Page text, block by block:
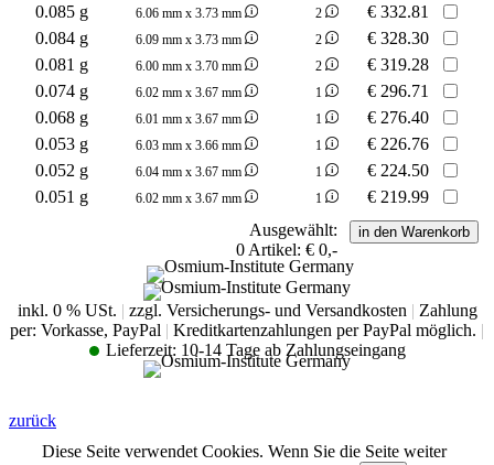
0.085 g
6.06 mm x 3.73 mm 2 € 332.81
0.084 g
6.09 mm x 3.73 mm 2 € 328.30
0.081 g
6.00 mm x 3.70 mm 2 € 319.28
0.074 g
6.02 mm x 3.67 mm 1 € 296.71
0.068 g
6.01 mm x 3.67 mm 1 € 276.40
0.053 g
6.03 mm x 3.66 mm 1 € 226.76
0.052 g
6.04 mm x 3.67 mm 1 € 224.50
0.051 g
6.02 mm x 3.67 mm 1 € 219.99
Ausgewählt:
0 Artikel: € 0,-
inkl. 0 % USt. | zzgl. Versicherungs- und Versandkosten | Zahlung
per: Vorkasse, PayPal | Kreditkartenzahlungen per PayPal möglich. |
Lieferzeit: 10-14 Tage ab Zahlungseingang
zurück
Diese Seite verwendet Cookies. Wenn Sie die Seite weiter